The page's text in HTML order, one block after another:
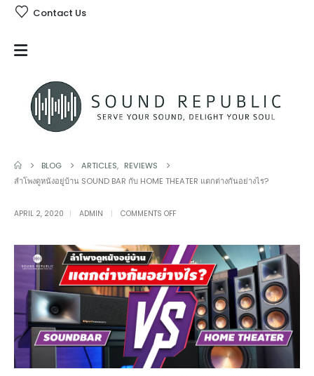
Contact Us
BLOG ARTICLES, REVIEWS
ลำโพงดูหนังอยู่บ้าน SOUND BAR กับ HOME THEATER แตกต่างกันอย่างไร?
APRIL 2, 2020 ADMIN COMMENTS OFFON
ดู
หนัง
อยู่
บ้าน
SOUND
BAR
กับ
HOME
THEATER